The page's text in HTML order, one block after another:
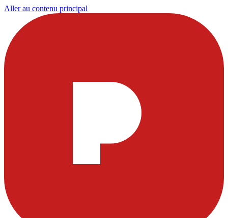
Aller au contenu principal